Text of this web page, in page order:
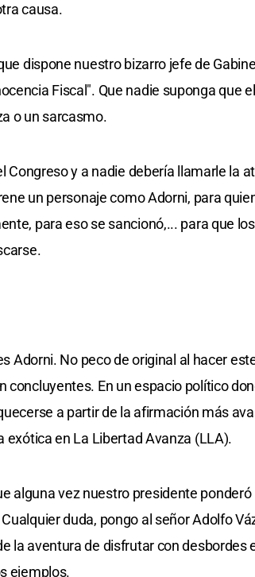
causa.
dispone nuestro bizarro jefe de
Fiscal". Que nadie suponga que
o un sarcasmo.
Congreso y a nadie debería llamarle la
un personaje como Adorni, para
para eso se sancionó,... para que
Adorni. No peco de original al hacer
concluyentes. En un espacio político
a partir de la afirmación más
exótica en La Libertad Avanza (LLA).
alguna vez nuestro presidente
duda, pongo al señor Adolfo
la aventura de disfrutar con desbordes
ejemplos.